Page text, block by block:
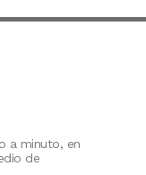
Minuto30 en
en LinkedIn
en
a minuto, en
de